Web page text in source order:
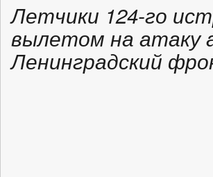
Летчики 124-го
вылетом на атаку
Ленинградский